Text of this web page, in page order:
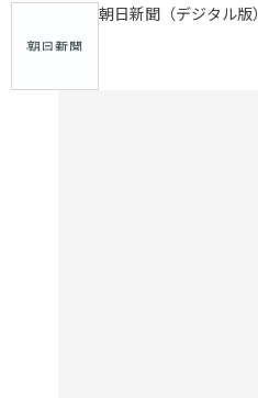
朝日新聞（デジタル版）